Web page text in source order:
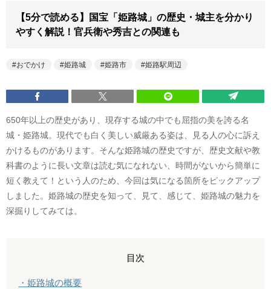
【5分で読める】国宝「姫路城」の歴史・城主を分かり
やすく解説！官兵衛や秀吉との関連も
おでかけ 姫路城 姫路市 姫路駅周辺
650年以上の歴史があり、現存する城の中でも屈指の美を誇る名
城・姫路城。現代でも白く美しい威厳ある姿は、見る人の心に訴え
かけるものがあります。そんな姫路城の歴史ですが、歴史文献や教
科書のように長い文章は読む気になれない、時間がないから簡単に
短く教えて！という人のため、今回は気になる箇所をピックアップ
しました。姫路城の歴史を知って、見て、感じて、姫路城の魅力を
深掘りしてみては。
目次
・姫路城の概要